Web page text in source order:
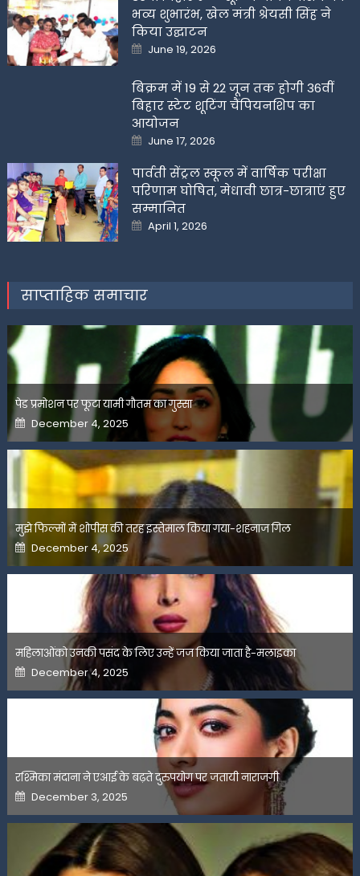
भव्य शुभारंभ, खेल मंत्री श्रेयसी सिंह ने
किया उद्घाटन
Posted
on
June 19, 2026
बिक्रम में 19 से 22 जून तक होगी 36वीं
बिहार स्टेट शूटिंग चैंपियनशिप का
आयोजन
Posted
on
June 17, 2026
पार्वती सेंट्रल स्कूल में वार्षिक परीक्षा
परिणाम घोषित, मेधावी छात्र-छात्राएं हुए
सम्मानित
Posted
on
April 1, 2026
साप्ताहिक समाचार
पेड प्रमोशन पर फूटा यामी गौतम का गुस्सा
Posted
on
December 4, 2025
मुझे फिल्मों में शोपीस की तरह इस्तेमाल किया गया-शहनाज गिल
Posted
on
December 4, 2025
महिलाओंको उनकी पसंद के लिए उन्हें जज किया जाता है-मलाइका
Posted
on
December 4, 2025
रश्मिका मंदाना ने एआई के बढ़ते दुरुपयोग पर जतायी नाराजगी
Posted
on
December 3, 2025